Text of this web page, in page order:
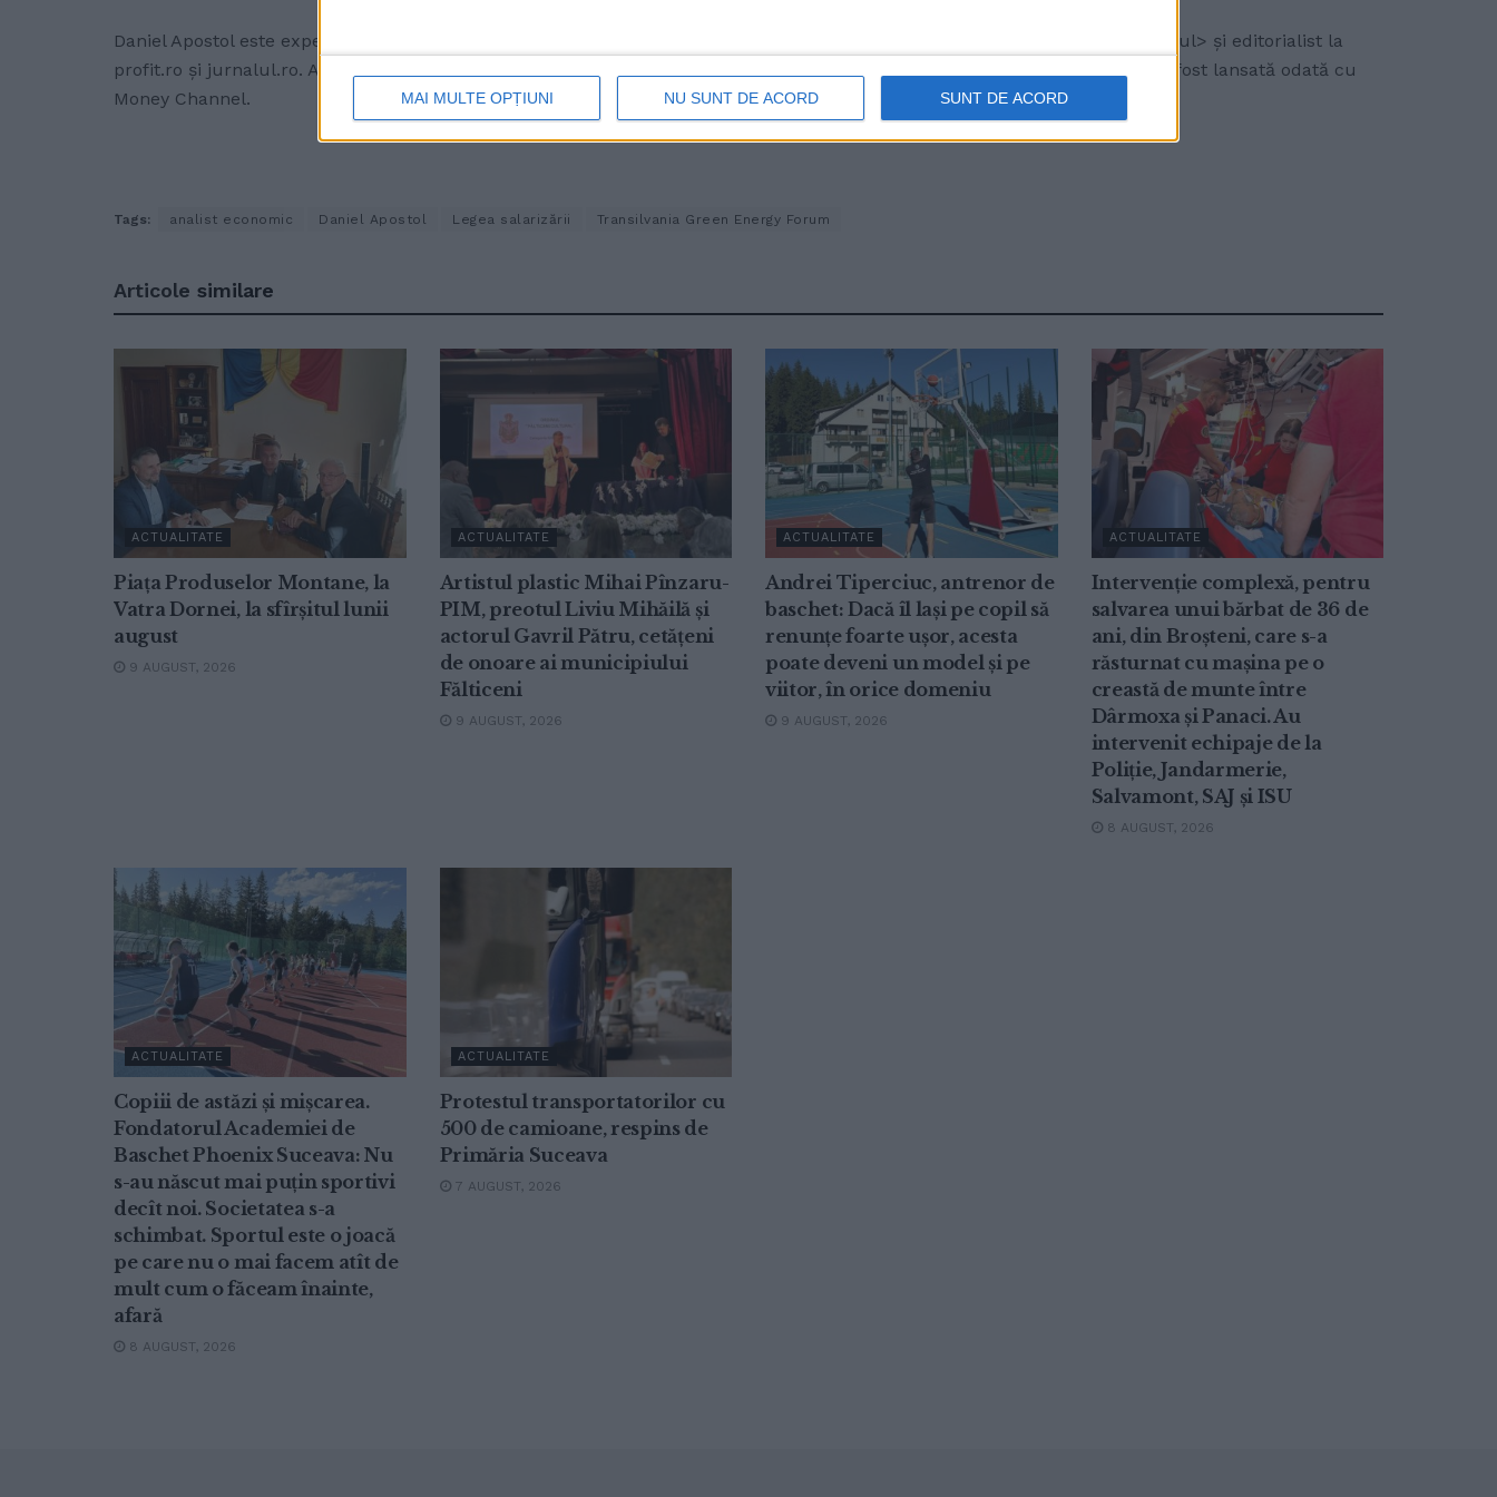
MAI MULTE OPȚIUNI NU SUNT DE ACORD SUNT DE ACORD
Daniel Apostol este expert în politici publice, prim-vicepreședinte ASPES. De asemenea, este director editoral la <Economistul> și editorialist la
profit.ro și jurnalul.ro. Analistul economic scrie și pentru New Money, site-ul care ține de revista cu același nume și care a fost lansată odată cu
Money Channel.
Tags: analist economic Daniel Apostol Legea salarizării Transilvania Green Energy Forum
Articole similare
ACTUALITATE
Piața Produselor Montane, la
Vatra Dornei, la sfîrșitul lunii
august
9 AUGUST, 2026
ACTUALITATE
Artistul plastic Mihai Pînzaru-
PIM, preotul Liviu Mihăilă și
actorul Gavril Pătru, cetățeni
de onoare ai municipiului
Fălticeni
9 AUGUST, 2026
ACTUALITATE
Andrei Tiperciuc, antrenor de
baschet: Dacă îl lași pe copil să
renunțe foarte ușor, acesta
poate deveni un model și pe
viitor, în orice domeniu
9 AUGUST, 2026
ACTUALITATE
Intervenție complexă, pentru
salvarea unui bărbat de 36 de
ani, din Broșteni, care s-a
răsturnat cu mașina pe o
creastă de munte între
Dârmoxa și Panaci. Au
intervenit echipaje de la
Poliție, Jandarmerie,
Salvamont, SAJ și ISU
8 AUGUST, 2026
ACTUALITATE
Copiii de astăzi și mișcarea.
Fondatorul Academiei de
Baschet Phoenix Suceava: Nu
s-au născut mai puțin sportivi
decît noi. Societatea s-a
schimbat. Sportul este o joacă
pe care nu o mai facem atît de
mult cum o făceam înainte,
afară
8 AUGUST, 2026
ACTUALITATE
Protestul transportatorilor cu
500 de camioane, respins de
Primăria Suceava
7 AUGUST, 2026